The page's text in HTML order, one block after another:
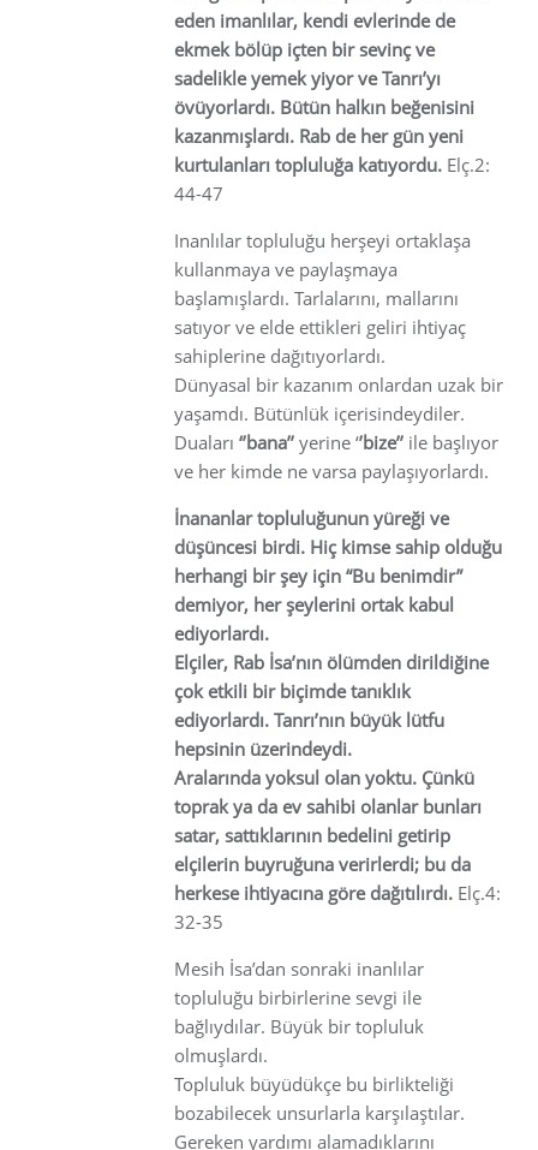
eden imanlılar, kendi evlerinde de
ekmek bölüp içten bir sevinç ve
sadelikle yemek yiyor ve Tanrı’yı
övüyorlardı. Bütün halkın beğenisini
kazanmışlardı. Rab de her gün yeni
kurtulanları topluluğa katıyordu. Elç.2:
44-47
Inanlılar topluluğu herşeyi ortaklaşa
kullanmaya ve paylaşmaya
başlamışlardı. Tarlalarını, mallarını
satıyor ve elde ettikleri geliri ihtiyaç
sahiplerine dağıtıyorlardı.
Dünyasal bir kazanım onlardan uzak bir
yaşamdı. Bütünlük içerisindeydiler.
Duaları ‘’bana’’ yerine ‘’bize’’ ile başlıyor
ve her kimde ne varsa paylaşıyorlardı.
İnananlar topluluğunun yüreği ve
düşüncesi birdi. Hiç kimse sahip olduğu
herhangi bir şey için “Bu benimdir”
demiyor, her şeylerini ortak kabul
ediyorlardı.
Elçiler, Rab İsa’nın ölümden dirildiğine
çok etkili bir biçimde tanıklık
ediyorlardı. Tanrı’nın büyük lütfu
hepsinin üzerindeydi.
Aralarında yoksul olan yoktu. Çünkü
toprak ya da ev sahibi olanlar bunları
satar, sattıklarının bedelini getirip
elçilerin buyruğuna verirlerdi; bu da
herkese ihtiyacına göre dağıtılırdı. Elç.4:
32-35
Mesih İsa’dan sonraki inanlılar
topluluğu birbirlerine sevgi ile
bağlıydılar. Büyük bir topluluk
olmuşlardı.
Topluluk büyüdükçe bu birlikteliği
bozabilecek unsurlarla karşılaştılar.
Gereken yardımı alamadıklarını